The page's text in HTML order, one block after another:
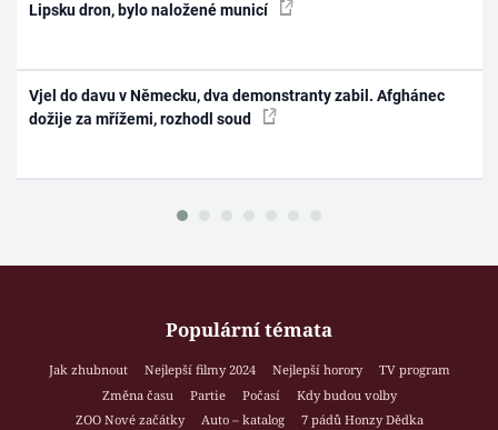
Lipsku dron, bylo naložené municí
Vjel do davu v Německu, dva demonstranty zabil. Afghánec
dožije za mřížemi, rozhodl soud
Populární témata
Jak zhubnout Nejlepší filmy 2024 Nejlepší horory
TV program
Změna času
Partie Počasí
Kdy budou volby
ZOO Nové začátky
Auto – katalog
7 pádů Honzy Dědka